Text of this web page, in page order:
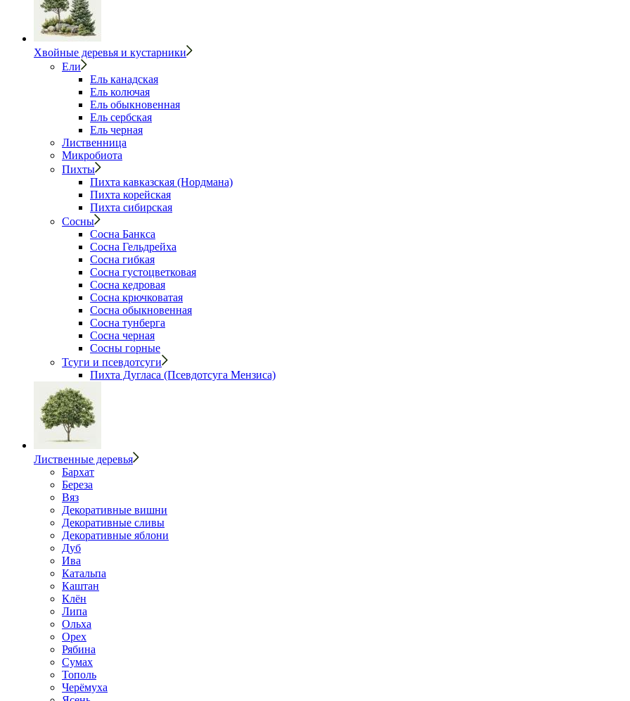
Хвойные деревья и кустарники
Ели
Ель канадская
Ель колючая
Ель обыкновенная
Ель сербская
Ель черная
Лиственница
Микробиота
Пихты
Пихта кавказская (Нордмана)
Пихта корейская
Пихта сибирская
Сосны
Сосна Банкса
Сосна Гельдрейха
Сосна гибкая
Сосна густоцветковая
Сосна кедровая
Сосна крючковатая
Сосна обыкновенная
Сосна тунберга
Сосна черная
Сосны горные
Тсуги и псевдотсуги
Пихта Дугласа (Псевдотсуга Мензиса)
Лиственные деревья
Бархат
Береза
Вяз
Декоративные вишни
Декоративные сливы
Декоративные яблони
Дуб
Ива
Катальпа
Каштан
Клён
Липа
Ольха
Орех
Рябина
Сумах
Тополь
Черёмуха